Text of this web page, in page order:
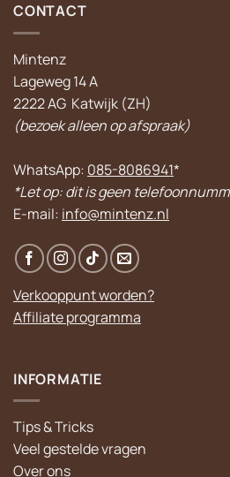
CONTACT
Mintenz
Lageweg 14 A
2222 AG Katwijk (ZH)
(bezoek alleen op afspraak)
WhatsApp: 085-8086941*
*Let op: dit is geen
E-mail: info@mintenz.nl
Verkooppunt worden?
Affiliate programma
INFORMATIE
Tips & Tricks
Veel gestelde vragen
Over ons